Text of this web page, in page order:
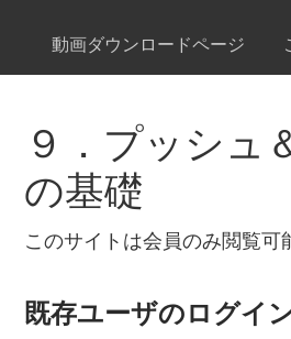
動画ダウンロードページ
９．プッシュ
の基礎
このサイトは会員のみ閲覧可
既存ユーザのログイ